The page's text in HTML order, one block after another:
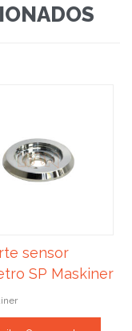
sensor
SP Maskiner